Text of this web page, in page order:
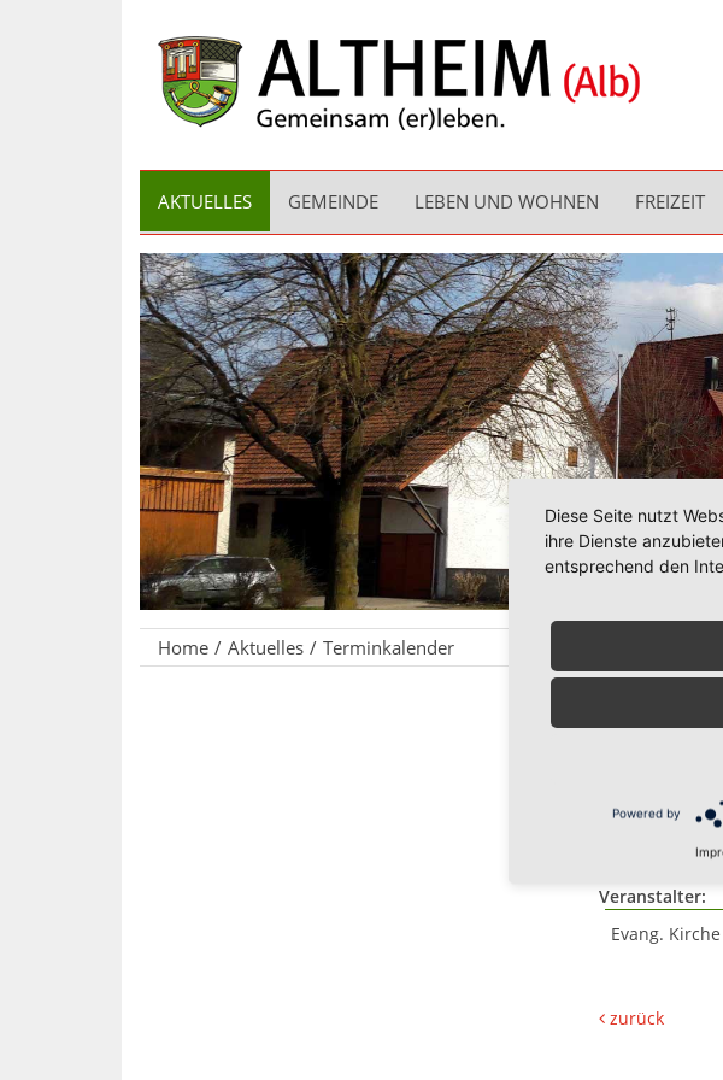
AKTUELLES GEMEINDE LEBEN UND WOHNEN FREIZEIT
Home Aktuelles Terminkalender
02.04.2026
Veranstalter:
Evang. Kirche
zurück
Diese Seite nutzt
ihre Dienste
entsprechend den
Powered by